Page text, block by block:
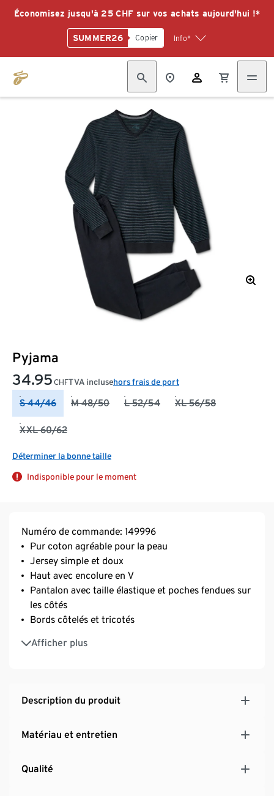
Économisez jusqu'à 25 CHF sur vos achats aujourd'hui !*
SUMMER26 Copier Info*
Pyjama
34.95 CHFTVA inclusehors frais de port
S 44/46 M 48/50 L 52/54 XL 56/58
XXL 60/62
Déterminer la bonne taille
Indisponible pour le moment
Numéro de commande: 149996
Pur coton agréable pour la peau
Jersey simple et doux
Haut avec encolure en V
Pantalon avec taille élastique et poches fendues sur
les côtés
Bords côtelés et tricotés
Afficher plus
Avec 100% de coton
Description du produit
Matériau et entretien
Qualité